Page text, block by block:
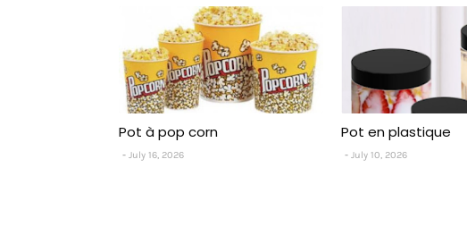
Pot à pop corn
July 16, 2026
Pot en plastique
July 10, 2026